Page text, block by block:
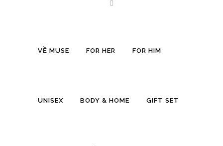
VỀ MUSE FOR HER FOR HIM
UNISEX BODY & HOME GIFT SET
2,050,000VND